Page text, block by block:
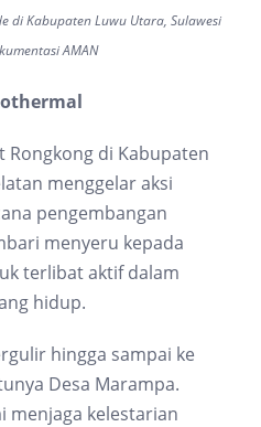
di Kabupaten Luwu Utara, Sulawesi
AMAN
Rongkong di Kabupaten
menggelar aksi
pengembangan
menyeru kepada
terlibat aktif dalam
hidup.
hingga sampai ke
Desa Marampa.
menjaga kelestarian